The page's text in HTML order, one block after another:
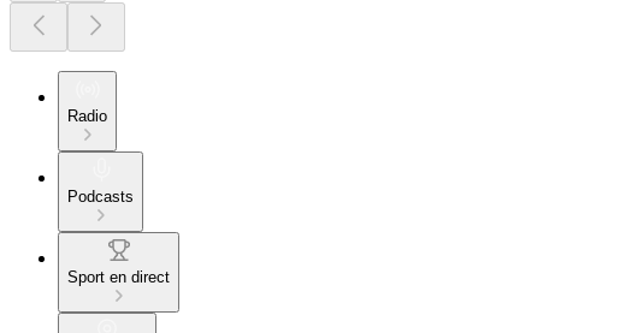
Radio
Podcasts
Sport en direct